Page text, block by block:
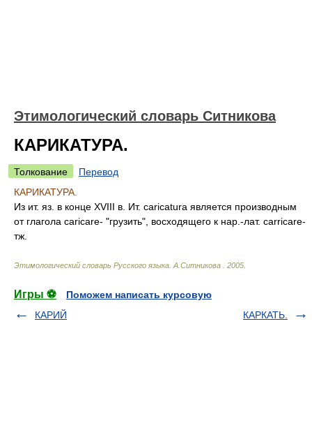
Этимологический словарь Ситникова
КАРИКАТУРА.
Толкование
Перевод
КАРИКАТУРА.
Из ит. яз. в конце XVIII в. Ит. caricatura является производным
от глагола caricare- "грузить", восходящего к нар.-лат. carricare-
тж.
Этимологический словарь Русского языка А.Ситникова 2005
Игры ⚽
Поможем написать курсовую
КАРИЙ
КАРКАТЬ.